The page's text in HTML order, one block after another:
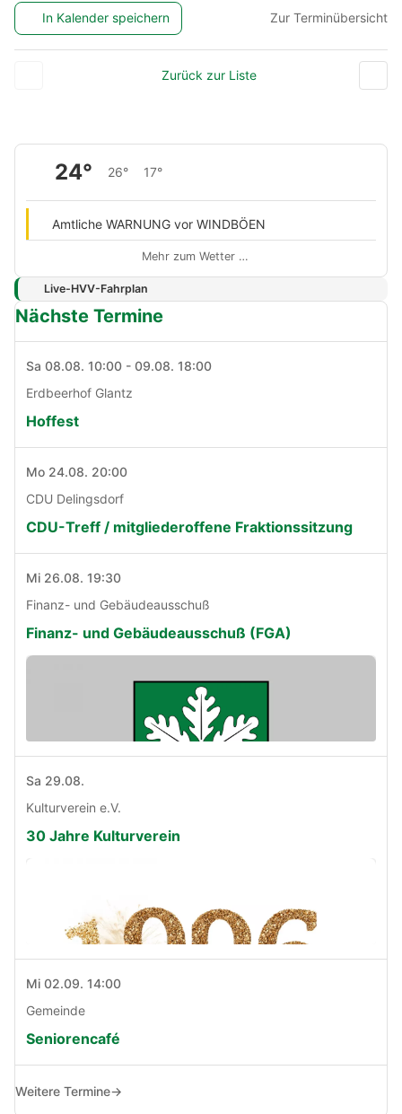
In Kalender speichern Zur Terminübersicht
Zurück zur Liste
24° 26° 17°
Amtliche WARNUNG vor WINDBÖEN
Mehr zum Wetter …
Live-HVV-Fahrplan
Nächste Termine
Sa 08.08. 10:00 - 09.08. 18:00
Erdbeerhof Glantz
Hoffest
Mo 24.08. 20:00
CDU Delingsdorf
CDU-Treff / mitgliederoffene Fraktionssitzung
Mi 26.08. 19:30
Finanz- und Gebäudeausschuß
Finanz- und Gebäudeausschuß (FGA)
Sa 29.08.
Kulturverein e.V.
30 Jahre Kulturverein
Mi 02.09. 14:00
Gemeinde
Seniorencafé
Weitere Termine→